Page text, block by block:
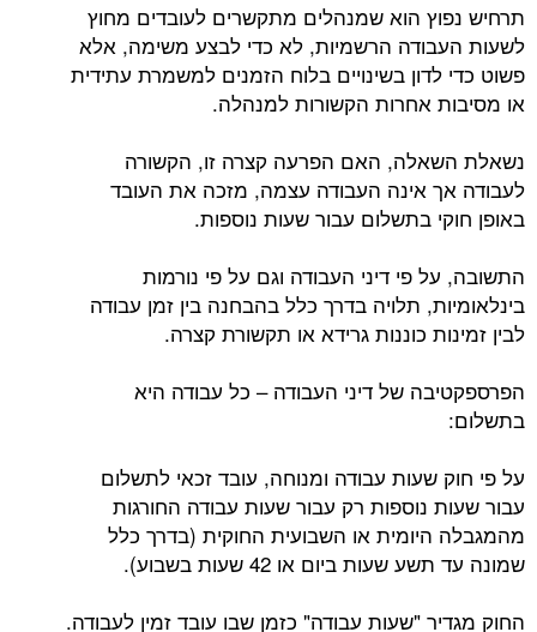
תרחיש נפוץ הוא שמנהלים מתקשרים לעובדים מחוץ
לשעות העבודה הרשמיות, לא כדי לבצע משימה, אלא
פשוט כדי לדון בשינויים בלוח הזמנים למשמרת עתידית
או מסיבות אחרות הקשורות למנהלה.
נשאלת השאלה, האם הפרעה קצרה זו, הקשורה
לעבודה אך אינה העבודה עצמה, מזכה את העובד
באופן חוקי בתשלום עבור שעות נוספות.
התשובה, על פי דיני העבודה וגם על פי נורמות
בינלאומיות, תלויה בדרך כלל בהבחנה בין זמן עבודה
לבין זמינות כוננות גרידא או תקשורת קצרה.
הפרספקטיבה של דיני העבודה – כל עבודה היא
בתשלום:
על פי חוק שעות עבודה ומנוחה, עובד זכאי לתשלום
עבור שעות נוספות רק עבור שעות עבודה החורגות
מהמגבלה היומית או השבועית החוקית (בדרך כלל
שמונה עד תשע שעות ביום או 42 שעות בשבוע).
החוק מגדיר "שעות עבודה" כזמן שבו עובד זמין לעבודה.